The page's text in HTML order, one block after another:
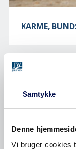
Samtykke
Denne
Vi bruger cookies
KARME,